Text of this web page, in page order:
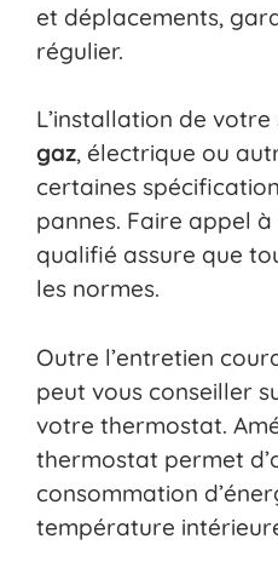
et déplacements,
régulier.
L’installation de votre
gaz, électrique ou
certaines
pannes. Faire appel
qualifié assure que
les normes.
Outre l’entretien
peut vous conseiller
votre thermostat.
thermostat permet
consommation
température